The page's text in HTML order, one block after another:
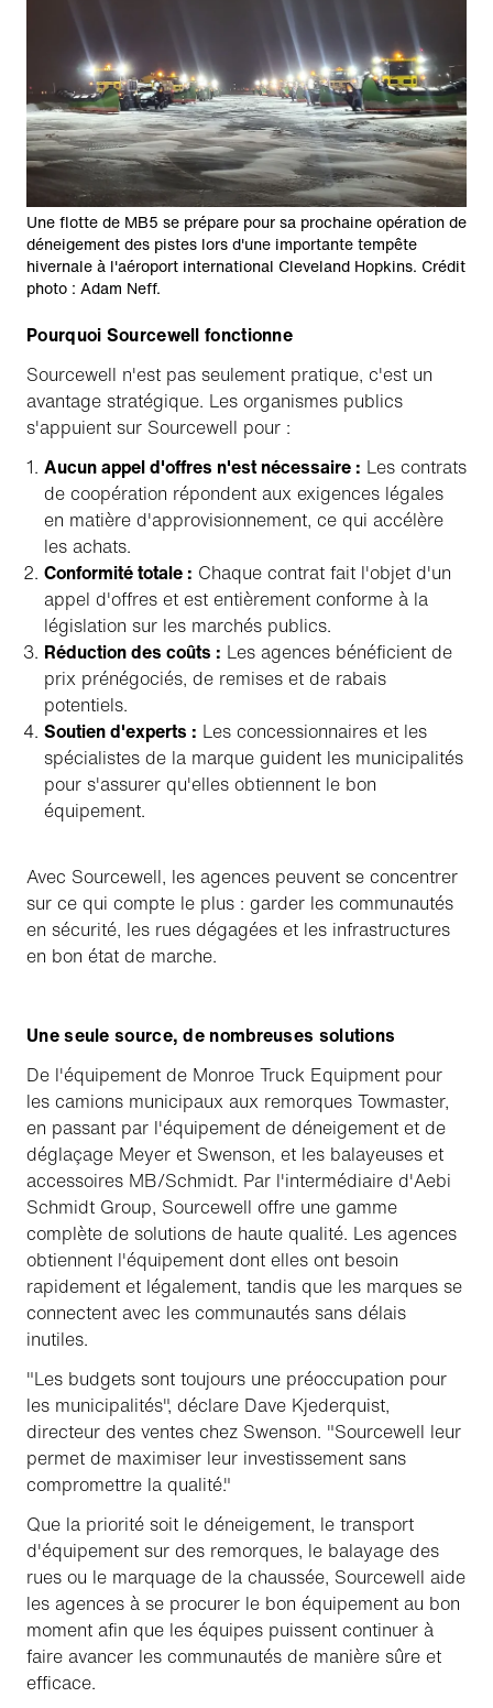
Une flotte de MB5 se prépare pour sa prochaine opération de
déneigement des pistes lors d'une importante tempête
hivernale à l'aéroport international Cleveland Hopkins. Crédit
photo : Adam Neff.
Pourquoi Sourcewell fonctionne
Sourcewell n'est pas seulement pratique, c'est un
avantage stratégique. Les organismes publics
s'appuient sur Sourcewell pour :
Aucun appel d'offres n'est nécessaire : Les contrats
de coopération répondent aux exigences légales
en matière d'approvisionnement, ce qui accélère
les achats.
Conformité totale : Chaque contrat fait l'objet d'un
appel d'offres et est entièrement conforme à la
législation sur les marchés publics.
Réduction des coûts : Les agences bénéficient de
prix prénégociés, de remises et de rabais
potentiels.
Soutien d'experts : Les concessionnaires et les
spécialistes de la marque guident les municipalités
pour s'assurer qu'elles obtiennent le bon
équipement.
Avec Sourcewell, les agences peuvent se concentrer
sur ce qui compte le plus : garder les communautés
en sécurité, les rues dégagées et les infrastructures
en bon état de marche.
Une seule source, de nombreuses solutions
De l'équipement de Monroe Truck Equipment pour
les camions municipaux aux remorques Towmaster,
en passant par l'équipement de déneigement et de
déglaçage Meyer et Swenson, et les balayeuses et
accessoires MB/Schmidt. Par l'intermédiaire d'Aebi
Schmidt Group, Sourcewell offre une gamme
complète de solutions de haute qualité. Les agences
obtiennent l'équipement dont elles ont besoin
rapidement et légalement, tandis que les marques se
connectent avec les communautés sans délais
inutiles.
"Les budgets sont toujours une préoccupation pour
les municipalités", déclare Dave Kjederquist,
directeur des ventes chez Swenson. "Sourcewell leur
permet de maximiser leur investissement sans
compromettre la qualité."
Que la priorité soit le déneigement, le transport
d'équipement sur des remorques, le balayage des
rues ou le marquage de la chaussée, Sourcewell aide
les agences à se procurer le bon équipement au bon
moment afin que les équipes puissent continuer à
faire avancer les communautés de manière sûre et
efficace.